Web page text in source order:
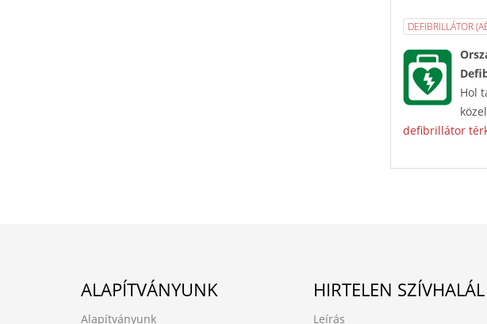
DEFIBRILLÁTOR
Hol
defibrillátor
ALAPÍTVÁNYUNK
Alapítványunk
HIRTELEN SZÍVHALÁL
Leírás